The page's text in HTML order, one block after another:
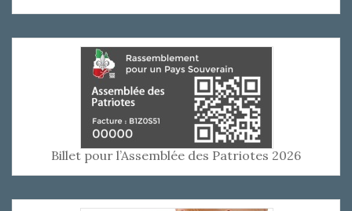
Billet pour l’Assemblée des Patriotes 2026